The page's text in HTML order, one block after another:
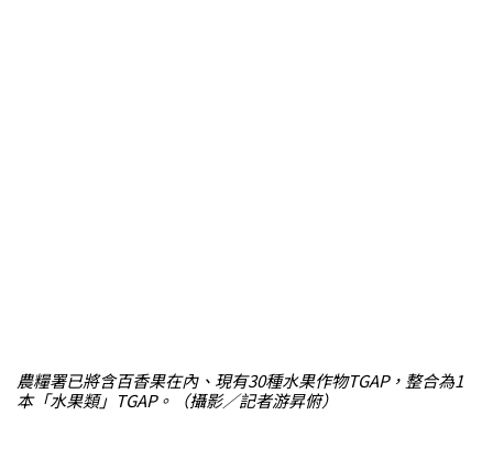
農糧署已將含百香果在內、現有30種水果作物TGAP，整合為1
本「水果類」TGAP。（攝影／記者游昇俯）